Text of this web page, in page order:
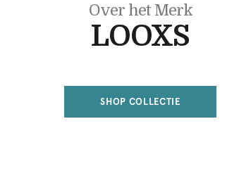
Over het Merk
LOOXS
SHOP COLLECTIE